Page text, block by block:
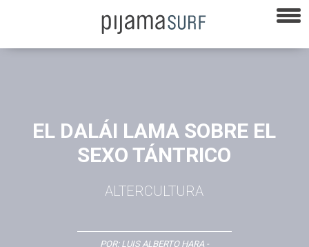
EL DALÁI LAMA SOBRE EL
SEXO TÁNTRICO
ALTERCULTURA
POR: LUIS ALBERTO HARA-